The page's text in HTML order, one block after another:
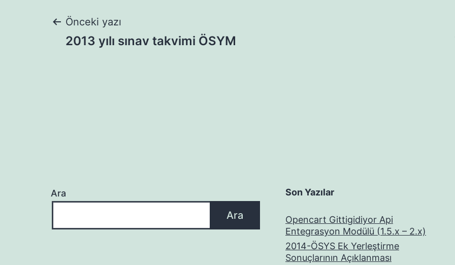
Yazı
Önceki yazı
2013 yılı sınav takvimi ÖSYM
Ara
Ara
Son Yazılar
Opencart Gittigidiyor Api
Entegrasyon Modülü (1.5.x – 2.x)
2014-ÖSYS Ek Yerleştirme
Sonuçlarının Açıklanması